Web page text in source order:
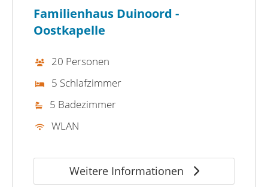
Familienhaus Duinoord -
Oostkapelle
20 Personen
5 Schlafzimmer
5 Badezimmer
WLAN
Weitere Informationen